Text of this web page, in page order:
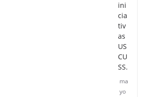
ini
cia
tiv
as
US
CU
SS.
ma
yo